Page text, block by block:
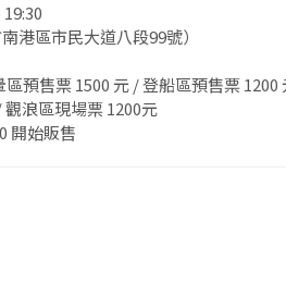
港區市民大道八段99號）
預售票 1500 元 / 登船區預售票
浪區現場票 1200元
開始販售